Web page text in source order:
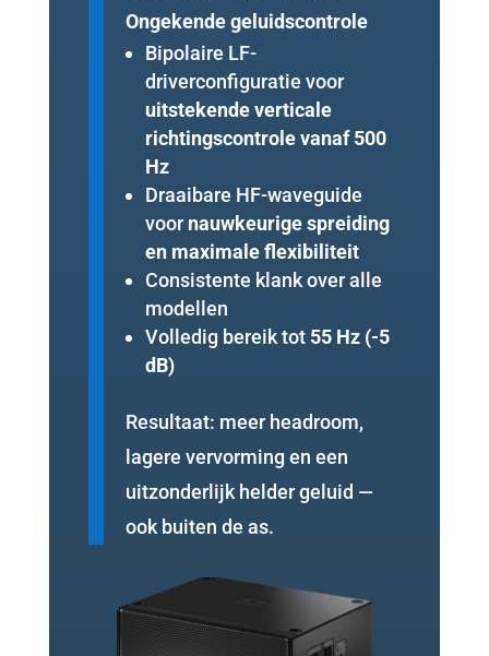
Ongekende geluidscontrole
Bipolaire LF-
driverconfiguratie voor
uitstekende verticale
richtingscontrole vanaf 500
Hz
Draaibare HF-waveguide
voornauwkeurige spreiding
en maximale flexibiliteit
Consistente klank over alle
modellen
Volledig bereik tot 55 Hz (-5
dB)
Resultaat: meer headroom,
lagere vervorming en een
uitzonderlijk helder geluid —
ook buiten de as.